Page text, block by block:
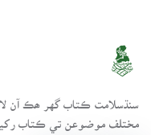
مختلف موضوعن تي ڪتاب رکيا